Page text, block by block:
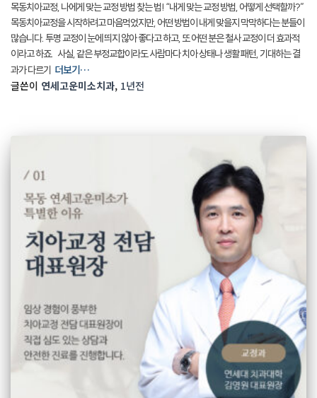
목동치아교정, 나에게 맞는 교정 방법 찾는 법! “내게 맞는 교정 방법, 어떻게 선택할까?”
목동치아교정을 시작하려고 마음먹었지만, 어떤 방법이 내게 맞을지 막막하다는 분들이
많습니다. 투명 교정이 눈에 띄지 않아 좋다고 하고, 또 어떤 분은 철사 교정이 더 효과적
이라고 하죠. 사실, 같은 부정교합이라도 사람마다 치아 상태나 생활 패턴, 기대하는 결
과가 다르기 더보기…
글쓴이 연세고운미소치과, 1년전